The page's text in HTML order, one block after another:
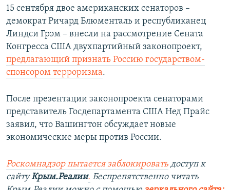
15 сентября двое американских сенаторов –
демократ Ричард Блюменталь и республиканец
Линдси Грэм – внесли на рассмотрение Сената
Конгресса США двухпартийный законопроект,
предлагающий признать Россию государством-
спонсором терроризма.
После презентации законопроекта сенаторами
представитель Госдепартамента США Нед Прайс
заявил, что Вашингтон обсуждает новые
экономические меры против России.
Роскомнадзор пытается заблокировать доступ к
сайтуКрым.Реалии. Беспрепятственно читать